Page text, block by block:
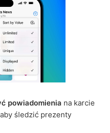
powiadomienia na karcie
śledzić prezenty